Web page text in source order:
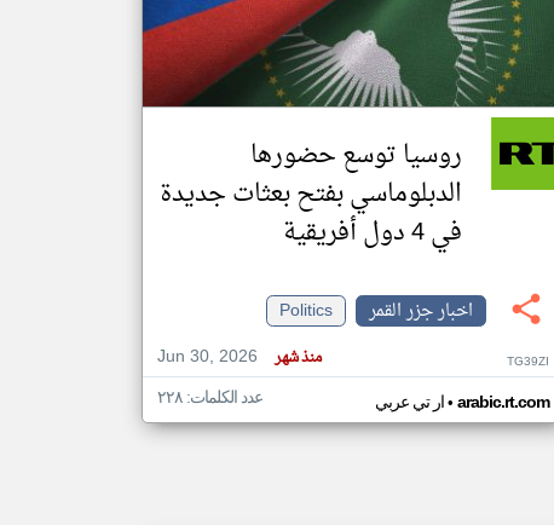
تغيير الدولة
اخبار جزر القمر على مدار الساعة
أهم اخبار جزر القمر العاجلة والمباشرة
روسيا توسع حضورها
الدبلوماسي بفتح بعثات جديدة
في 4 دول أفريقية
اخبار جزر القمر
Politics
Jun 30, 2026
منذ شهر TG39ZI
ار تي عربي• arabic.rt.com عدد الكلمات: ٢٢٨
klyoum.com